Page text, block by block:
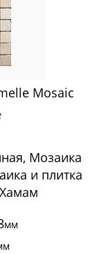
Mosaic
Мозаика
и плитка
для фасада, Мозаика для Хамам
мм